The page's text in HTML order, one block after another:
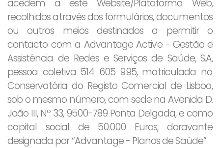
acedem a este Website/Plataforma Web,
recolhidos através dos formulários, documentos
ou outros meios destinados a permitir o
contacto com a Advantage Active - Gestão e
Assistência de Redes e Serviços de Saúde, S.A,
pessoa coletiva 514 605 995, matriculada na
Conservatória do Registo Comercial de Lisboa,
sob o mesmo número, com sede na Avenida D.
João III, Nº 33, 9500-789 Ponta Delgada, e como
capital social de 50.000 Euros, doravante
designada por “Advantage - Planos de Saúde”.